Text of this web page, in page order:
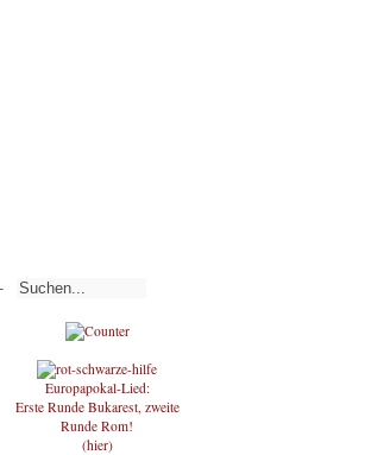
Europapokal-Lied:
Erste Runde Bukarest, zweite
Runde Rom!
(hier)